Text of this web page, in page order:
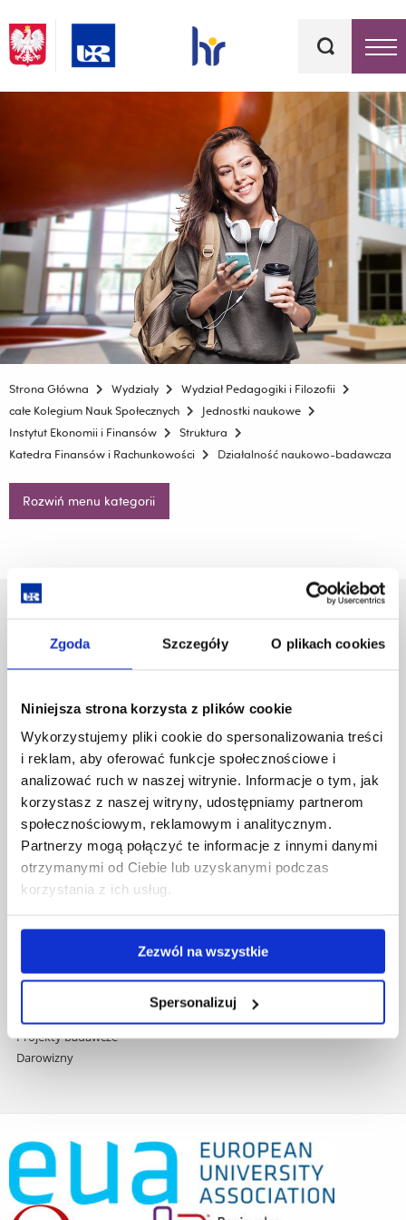
Zgoda Szczegóły O plikach cookies
Niniejsza strona korzysta z plików cookie
Wykorzystujemy pliki cookie do spersonalizowania treści
i reklam, aby oferować funkcje społecznościowe i
analizować ruch w naszej witrynie. Informacje o tym, jak
korzystasz z naszej witryny, udostępniamy partnerom
społecznościowym, reklamowym i analitycznym.
Partnerzy mogą połączyć te informacje z innymi danymi
otrzymanymi od Ciebie lub uzyskanymi podczas
korzystania z ich usług.
Zezwól na wszystkie
Spersonalizuj
kluczowe
Strona Główna Wydziały
Wydział Pedagogiki i Filozofii
całe Kolegium Nauk Społecznych
Jednostki naukowe
Instytut Ekonomii i Finansów
Struktura
Katedra Finansów i Rachunkowości
Działalność naukowo-badawcza
Rozwiń menu kategorii
Al. Tadeusza Rejtana 16C
Pomiń
nawigację
przejdź
do
treści
Polityka prywatności
Biblioteka
Wydawnictwo
Covid info
Studia podyplomowe
Praca na UR
Zamówienia publiczne
Fundusze strukturalne
Projekty współfinansowane przez UE
Wynajem sal
Dane kontaktowe
Deklaracja dostępności cyfrowej
Projekty badawcze
Darowizny